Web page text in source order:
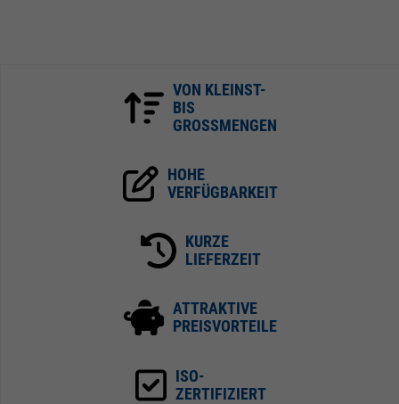
VON KLEINST-
BIS
GROSSMENGEN
HOHE
VERFÜGBARKEIT
KURZE
LIEFERZEIT
ATTRAKTIVE
PREISVORTEILE
ISO-
ZERTIFIZIERT